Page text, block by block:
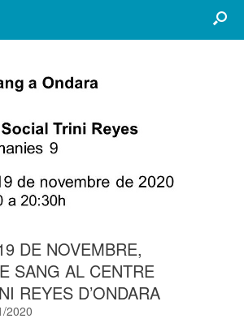
DE NOVEMBRE,
SANG AL CENTRE
REYES D’ONDARA
2020